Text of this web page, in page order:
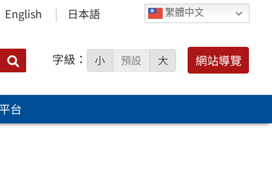
繁體中文
English 日本語
搜
尋：
字級： 小 預設 大 網站導覽
台